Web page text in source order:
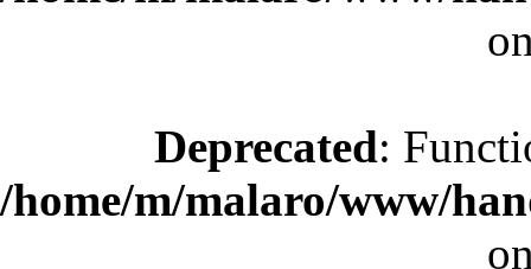
Deprecated:
/home/m/malaro/www/